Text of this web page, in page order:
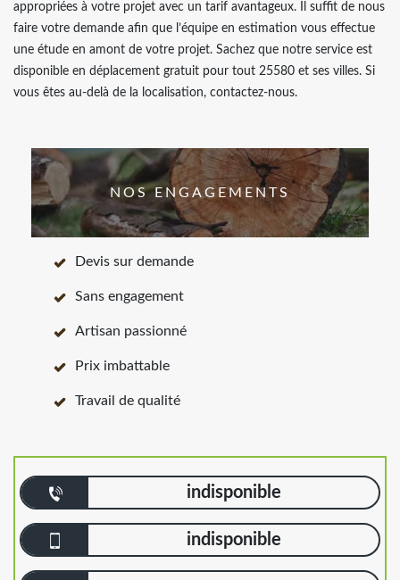
appropriées à votre projet avec un tarif avantageux. Il suffit de nous
faire votre demande afin que l’équipe en estimation vous effectue
une étude en amont de votre projet. Sachez que notre service est
disponible en déplacement gratuit pour tout 25580 et ses villes. Si
vous êtes au-delà de la localisation, contactez-nous.
NOS ENGAGEMENTS
Devis sur demande
Sans engagement
Artisan passionné
Prix imbattable
Travail de qualité
indisponible
indisponible